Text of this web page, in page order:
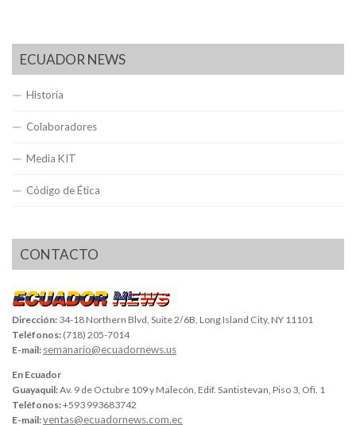
ECUADOR NEWS
Historia
Colaboradores
Media KIT
Código de Ética
CONTACTO
Dirección: 34-18 Northern Blvd, Suite 2/6B, Long Island City, NY 11101
Teléfonos: (718) 205-7014
E-mail: semanario@ecuadornews.us
En Ecuador
Guayaquil:Av. 9 de Octubre 109 y Malecón, Edif. Santistevan, Piso 3, Ofi. 1
Teléfonos:+593 993683742
E-mail:ventas@ecuadornews.com.ec